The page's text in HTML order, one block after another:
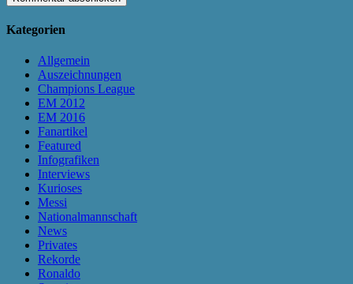
Kategorien
Allgemein
Auszeichnungen
Champions League
EM 2012
EM 2016
Fanartikel
Featured
Infografiken
Interviews
Kurioses
Messi
Nationalmannschaft
News
Privates
Rekorde
Ronaldo